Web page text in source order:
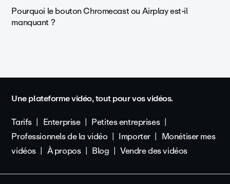
Pourquoi le bouton Chromecast ou Airplay est-il
manquant ?
Une plateforme vidéo, tout pour vos vidéos.
Tarifs
Enterprise
Petites entreprises
Professionnels de la vidéo
Importer
Monétiser mes
vidéos
À propos Blog Vendre des vidéos